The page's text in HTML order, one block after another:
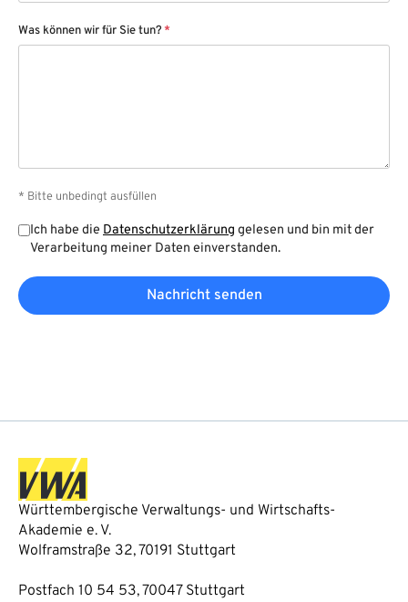
Was können wir für Sie tun? *
* Bitte unbedingt ausfüllen
Ich habe die Datenschutzerklärung gelesen und bin mit der
Verarbeitung meiner Daten einverstanden.
Nachricht senden
Württembergische Verwaltungs- und Wirtschafts-
Akademie e. V.
Wolframstraße 32, 70191 Stuttgart
Postfach 10 54 53, 70047 Stuttgart